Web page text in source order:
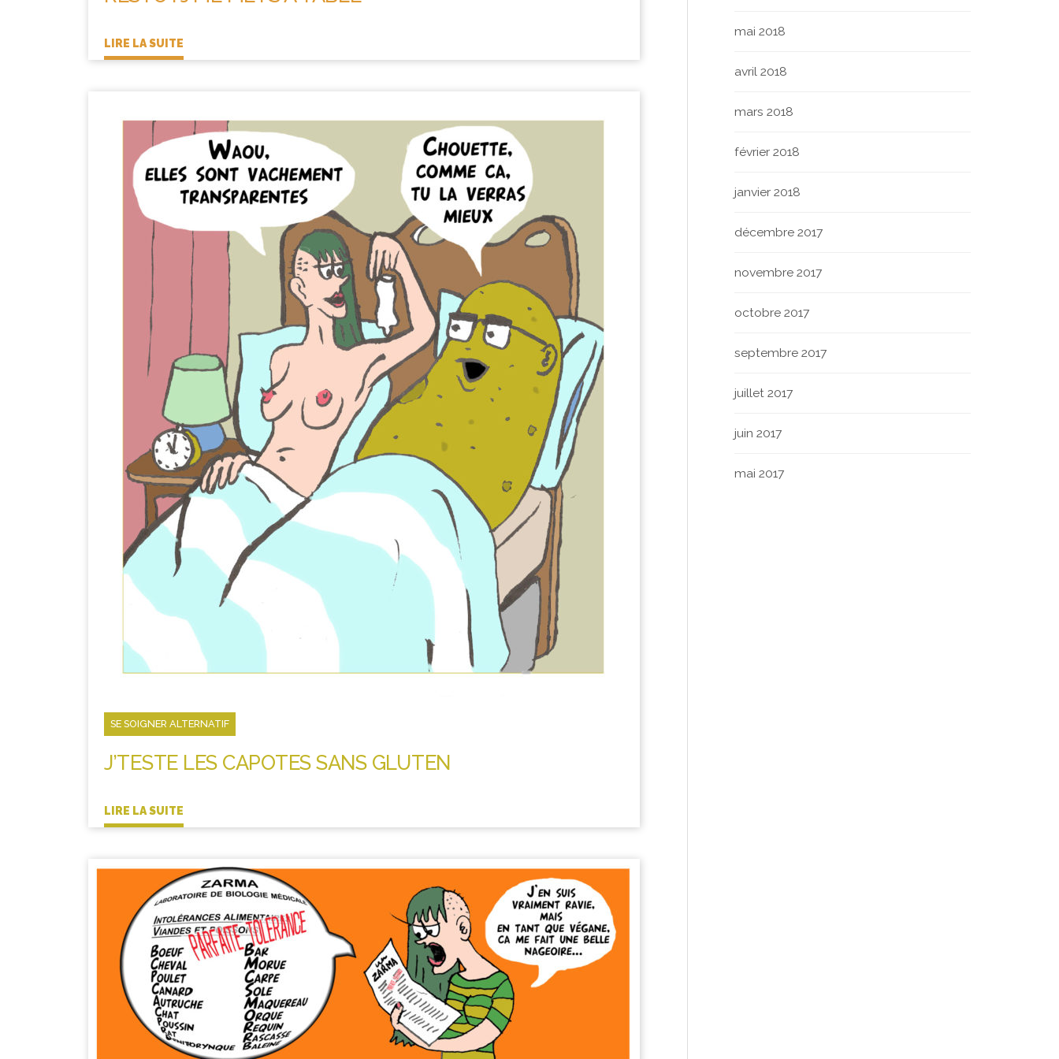
LIRE LA SUITE
SE SOIGNER ALTERNATIF
J’TESTE LES CAPOTES SANS GLUTEN
LIRE LA SUITE
mai 2018
avril 2018
mars 2018
février 2018
janvier 2018
décembre 2017
novembre 2017
octobre 2017
septembre 2017
juillet 2017
juin 2017
mai 2017